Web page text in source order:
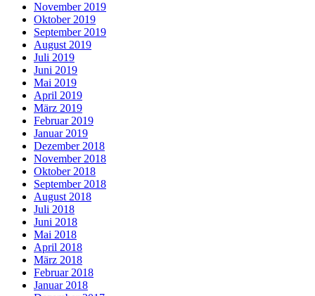
November 2019
Oktober 2019
September 2019
August 2019
Juli 2019
Juni 2019
Mai 2019
April 2019
März 2019
Februar 2019
Januar 2019
Dezember 2018
November 2018
Oktober 2018
September 2018
August 2018
Juli 2018
Juni 2018
Mai 2018
April 2018
März 2018
Februar 2018
Januar 2018